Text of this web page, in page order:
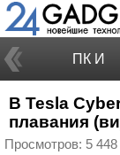
ПК И
В Tesla
плавания
Просмотров: 5 448